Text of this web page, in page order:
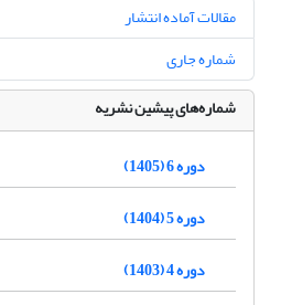
مقالات آماده انتشار
شماره جاری
شماره‌های پیشین نشریه
دوره 6 (1405)
دوره 5 (1404)
دوره 4 (1403)